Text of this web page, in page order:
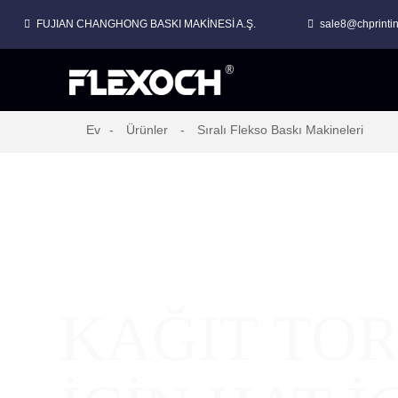
FUJIAN CHANGHONG BASKI MAKİNESİ A.Ş.
Ev Ürünler Sıralı Flekso Baskı Makineleri